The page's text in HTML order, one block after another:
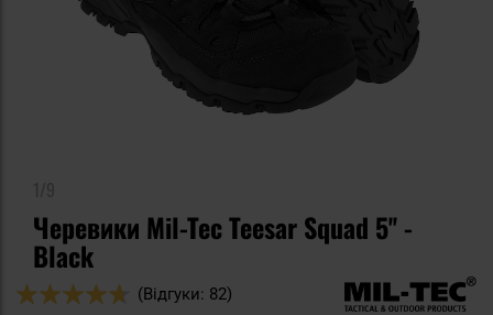
Черевики Mil-Tec Teesar Squad 5'' -
Black
Оцінка:
(Відгуки: 82)